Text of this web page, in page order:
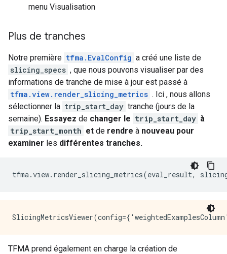
menu Visualisation
Plus de tranches
Notre première tfma.EvalConfig a créé une liste de
slicing_specs , que nous pouvons visualiser par des
informations de tranche de mise à jour est passé à
tfma.view.render_slicing_metrics . Ici , nous allons
sélectionner la trip_start_day tranche (jours de la
semaine). Essayez de changer le trip_start_day à
trip_start_month et de rendre à nouveau pour
examiner les différentes tranches.
tfma.view. render_slicing_metrics(eval_result,
TFMA prend également en charge la création de